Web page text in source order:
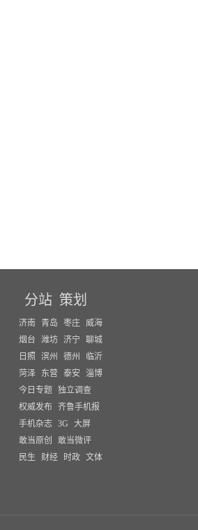
分站 策划
济南 青岛 枣庄 威海
烟台
潍坊 济宁
聊城
日照
滨州 德州
临沂
菏泽
东营 泰安
淄博
今日专题
独立调查
权威发布
齐鲁手机报
手机杂志 3G
大屏
敢当原创
敢当微评
民生
财经 时政 文体